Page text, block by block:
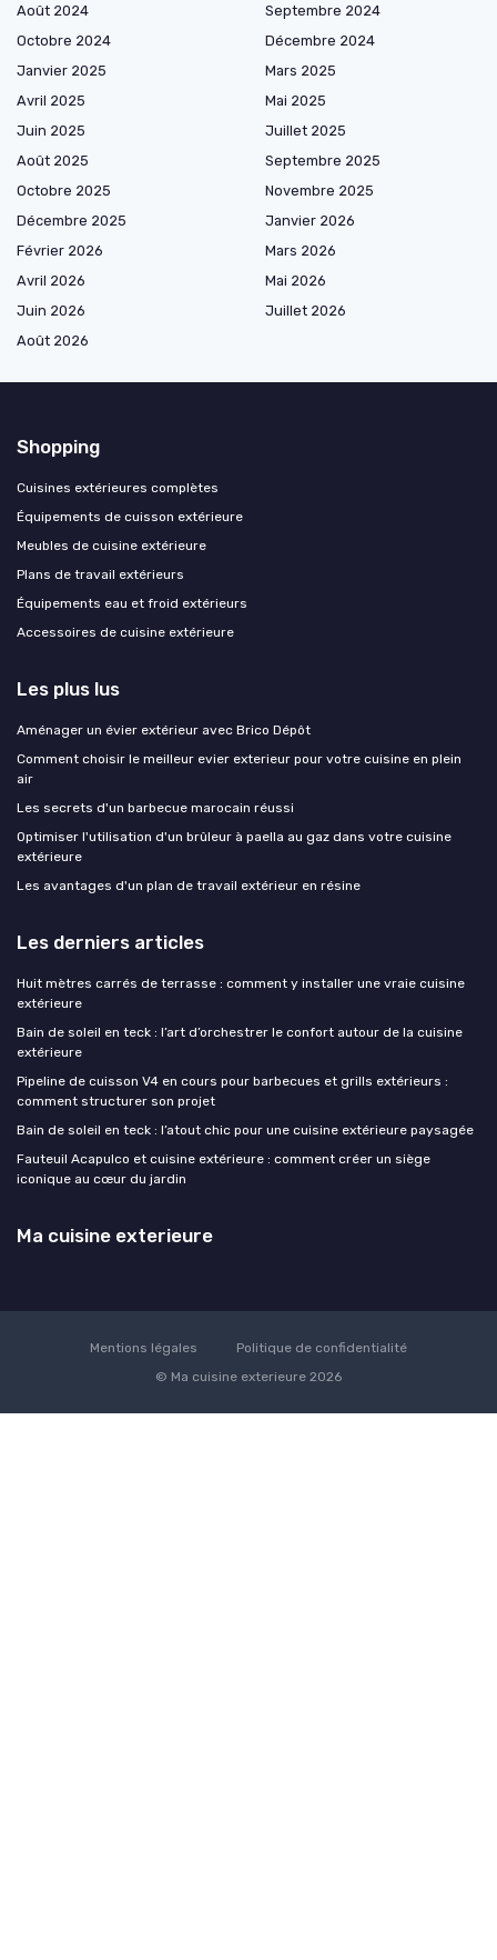
Août 2024
Septembre 2024
Octobre 2024
Décembre 2024
Janvier 2025
Mars 2025
Avril 2025
Mai 2025
Juin 2025
Juillet 2025
Août 2025
Septembre 2025
Octobre 2025
Novembre 2025
Décembre 2025
Janvier 2026
Février 2026
Mars 2026
Avril 2026
Mai 2026
Juin 2026
Juillet 2026
Août 2026
Shopping
Cuisines extérieures complètes
Équipements de cuisson extérieure
Meubles de cuisine extérieure
Plans de travail extérieurs
Équipements eau et froid extérieurs
Accessoires de cuisine extérieure
Les plus lus
Aménager un évier extérieur avec Brico Dépôt
Comment choisir le meilleur evier exterieur pour votre cuisine en plein
air
Les secrets d'un barbecue marocain réussi
Optimiser l'utilisation d'un brûleur à paella au gaz dans votre cuisine
extérieure
Les avantages d'un plan de travail extérieur en résine
Les derniers articles
Huit mètres carrés de terrasse : comment y installer une vraie cuisine
extérieure
Bain de soleil en teck : l’art d’orchestrer le confort autour de la cuisine
extérieure
Pipeline de cuisson V4 en cours pour barbecues et grills extérieurs :
comment structurer son projet
Bain de soleil en teck : l’atout chic pour une cuisine extérieure paysagée
Fauteuil Acapulco et cuisine extérieure : comment créer un siège
iconique au cœur du jardin
Ma cuisine exterieure
Mentions légales
Politique de confidentialité
© Ma cuisine exterieure 2026